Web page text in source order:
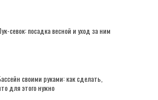
севок: посадка весной и уход за ним
своими руками: как сделать,
для этого нужно